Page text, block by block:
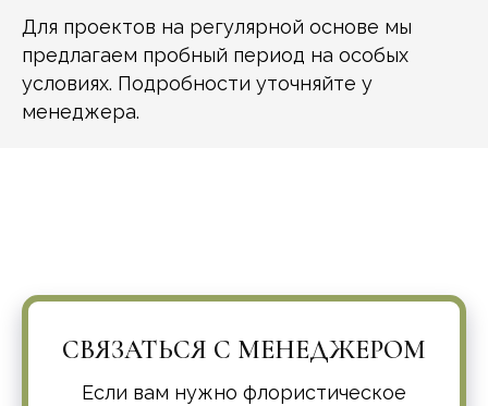
Для проектов на регулярной основе мы
предлагаем пробный период на особых
условиях. Подробности уточняйте у
менеджера.
СВЯЗАТЬСЯ С МЕНЕДЖЕРОМ
Если вам нужно флористическое